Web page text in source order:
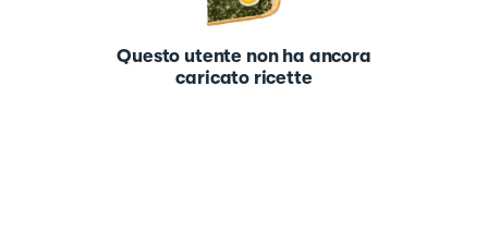
Questo utente non ha ancora
caricato ricette